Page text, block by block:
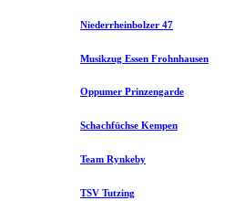
Niederrheinbolzer 47
Musikzug Essen Frohnhausen
Oppumer Prinzengarde
Schachfüchse Kempen
Team Rynkeby
TSV Tutzing